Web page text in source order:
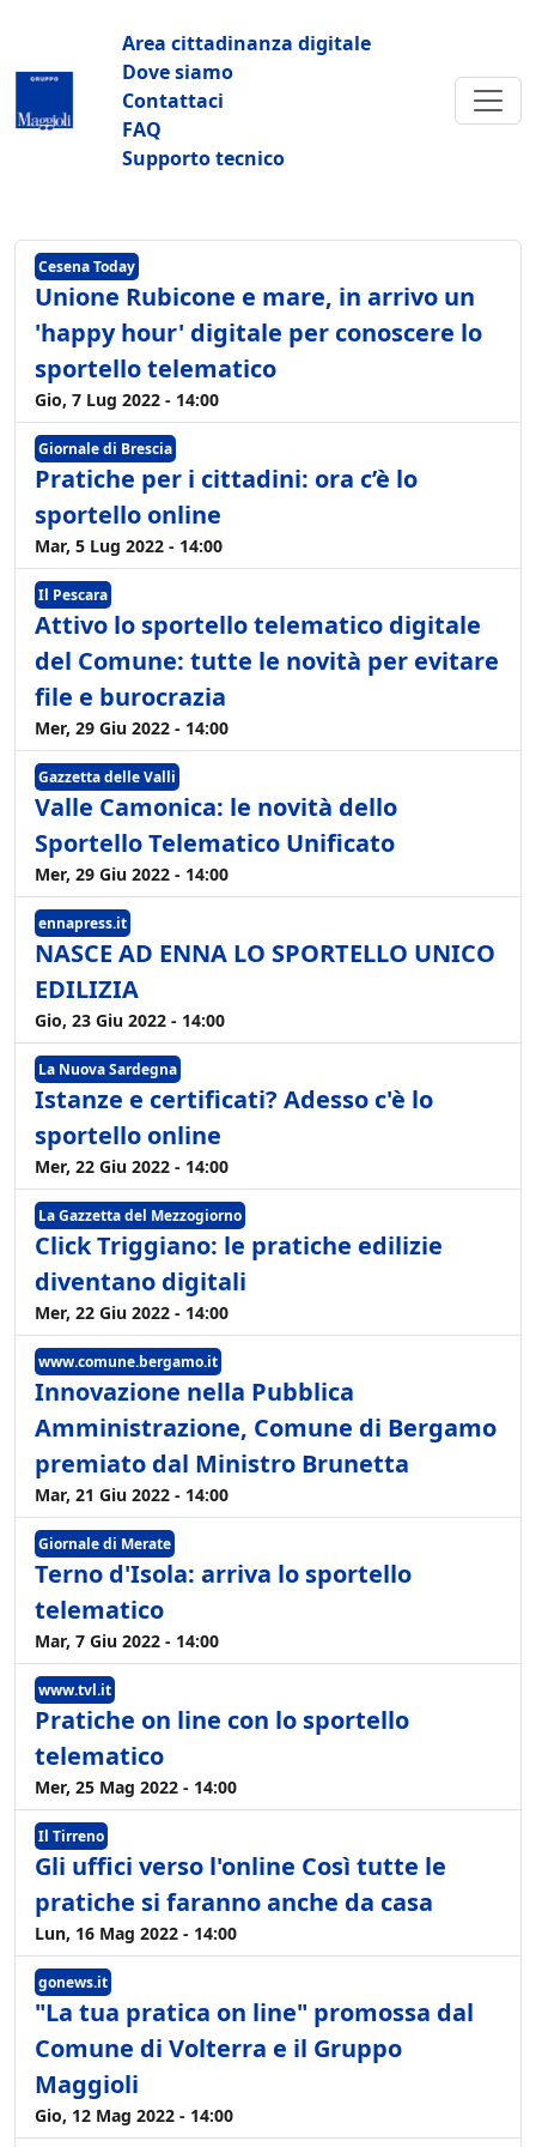
Navigazione principale
Area cittadinanza digitale
Dove siamo
Contattaci
FAQ
Supporto tecnico
Cesena Today
Unione Rubicone e mare, in arrivo un
'happy hour' digitale per conoscere lo
sportello telematico
Gio, 7 Lug 2022 - 14:00
Giornale di Brescia
Pratiche per i cittadini: ora c’è lo
sportello online
Mar, 5 Lug 2022 - 14:00
Il Pescara
Attivo lo sportello telematico digitale
del Comune: tutte le novità per evitare
file e burocrazia
Mer, 29 Giu 2022 - 14:00
Gazzetta delle Valli
Valle Camonica: le novità dello
Sportello Telematico Unificato
Mer, 29 Giu 2022 - 14:00
ennapress.it
NASCE AD ENNA LO SPORTELLO UNICO
EDILIZIA
Gio, 23 Giu 2022 - 14:00
La Nuova Sardegna
Istanze e certificati? Adesso c'è lo
sportello online
Mer, 22 Giu 2022 - 14:00
La Gazzetta del Mezzogiorno
Click Triggiano: le pratiche edilizie
diventano digitali
Mer, 22 Giu 2022 - 14:00
www.comune.bergamo.it
Innovazione nella Pubblica
Amministrazione, Comune di Bergamo
premiato dal Ministro Brunetta
Mar, 21 Giu 2022 - 14:00
Giornale di Merate
Terno d'Isola: arriva lo sportello
telematico
Mar, 7 Giu 2022 - 14:00
www.tvl.it
Pratiche on line con lo sportello
telematico
Mer, 25 Mag 2022 - 14:00
Il Tirreno
Gli uffici verso l'online Così tutte le
pratiche si faranno anche da casa
Lun, 16 Mag 2022 - 14:00
gonews.it
"La tua pratica on line" promossa dal
Comune di Volterra e il Gruppo
Maggioli
Gio, 12 Mag 2022 - 14:00